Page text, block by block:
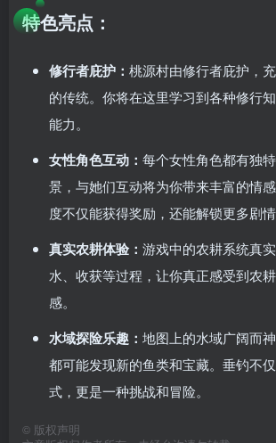
特色亮点：
修行者庇护： 桃源村由修行者庇护，
的传统。你将在这里学习到各种修行
能力。
女性角色互动： 每个女性角色都有独
景，与她们互动将为你带来丰富的情
度不仅能获得奖励，还能解锁更多剧情
真实农耕体验： 游戏中的农耕系统真
水、收获等过程，让你真正感受到农
感。
水域探险乐趣： 地图上的水域广阔而
都可能发现新的鱼类和宝藏。垂钓不
式，更是一种挑战和冒险。
© 版权声明